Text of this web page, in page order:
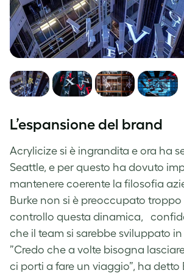
L’espansione del brand
Acrylicize si è ingrandita e ora ha
Seattle, e per questo ha dovuto
mantenere coerente la filosofia
Burke non si è preoccupato troppo
controllo questa dinamica,
che il team si sarebbe sviluppato
”Credo che a volte bisogna
ci porti a fare un viaggio”, ha detto